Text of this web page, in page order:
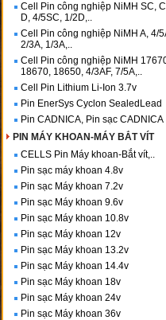
Cell Pin công nghiệp NiMH SC,
D, 4/5SC, 1/2D,..
Cell Pin công nghiệp NiMH A, 4/
2/3A, 1/3A,..
Cell Pin công nghiệp NiMH
18670, 18650, 4/3AF, 7/5A,..
Cell Pin Lithium Li-Ion 3.7v
Pin EnerSys Cyclon SealedLead
Pin CADNICA, Pin sạc CADNICA
PIN MÁY KHOAN-MÁY BẮT VÍT
CELLS Pin Máy khoan-Bắt vít,..
Pin sạc máy khoan 4.8v
Pin sạc Máy khoan 7.2v
Pin sạc Máy khoan 9.6v
Pin sạc Máy khoan 10.8v
Pin sạc Máy khoan 12v
Pin sạc Máy khoan 13.2v
Pin sạc Máy khoan 14.4v
Pin sạc Máy khoan 18v
Pin sạc Máy khoan 24v
Pin sạc Máy khoan 36v